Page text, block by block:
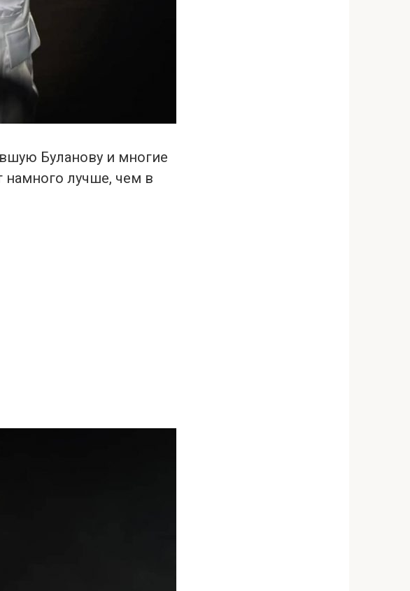
Буланову и многие
намного лучше, чем в